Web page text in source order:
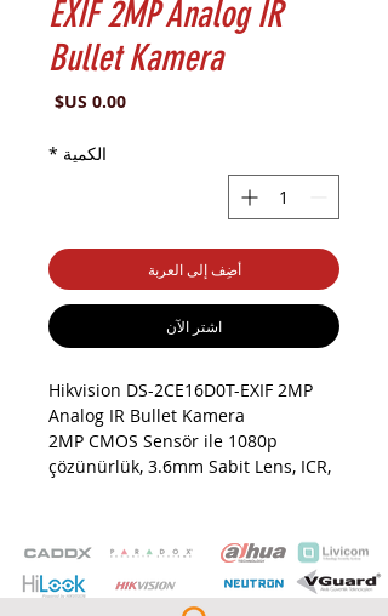
EXIF 2MP Analog IR
Bullet Kamera
السعر
الكمية *
أضِف إلى العربة
اشترِ الآن
Hikvision DS-2CE16D0T-EXIF 2MP
Analog IR Bullet Kamera
2MP CMOS Sensör ile 1080p
çözünürlük, 3.6mm Sabit Lens, ICR,
Koruma Sınıfı, 12V DC, TVI / AHD /
CVI / CVBS desteği ile tüm kayıt
cihazlarında çalışabilir.